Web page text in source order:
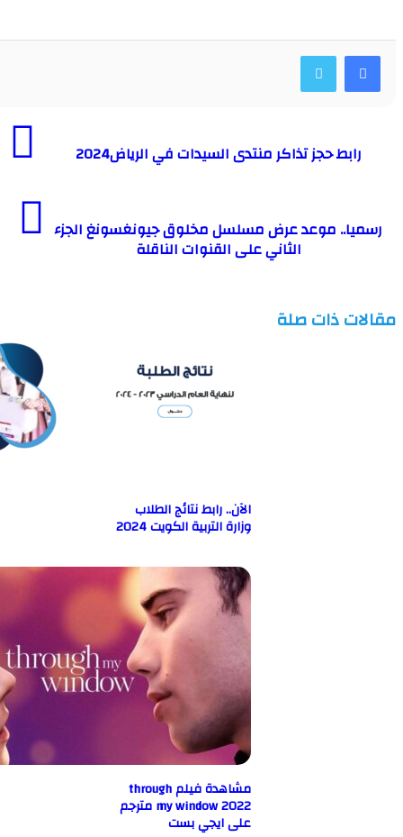
حجز تذاكر منتدى السيدات في الرياض2024
موعد عرض مسلسل مخلوق جيونغسونغ الجزء
الثاني على القنوات الناقلة
ذات صلة
الآن.. رابط نتائج الطلاب
وزارة التربية الكويت 2024
مشاهدة فيلم through
my window 2022 مترجم
على ايجي بست